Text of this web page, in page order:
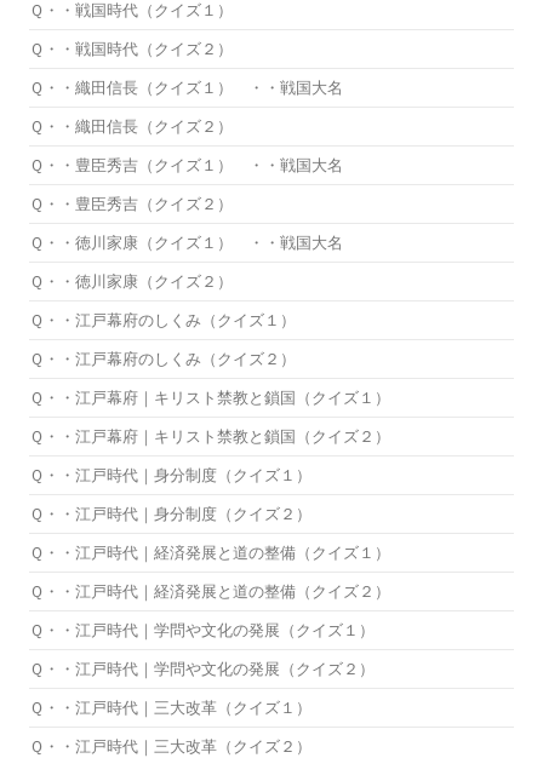
Ｑ・・戦国時代（クイズ１）
Ｑ・・戦国時代（クイズ２）
Ｑ・・織田信長（クイズ１） ・・戦国大名
Ｑ・・織田信長（クイズ２）
Ｑ・・豊臣秀吉（クイズ１） ・・戦国大名
Ｑ・・豊臣秀吉（クイズ２）
Ｑ・・徳川家康（クイズ１） ・・戦国大名
Ｑ・・徳川家康（クイズ２）
Ｑ・・江戸幕府のしくみ（クイズ１）
Ｑ・・江戸幕府のしくみ（クイズ２）
Ｑ・・江戸幕府｜キリスト禁教と鎖国（クイズ１）
Ｑ・・江戸幕府｜キリスト禁教と鎖国（クイズ２）
Ｑ・・江戸時代｜身分制度（クイズ１）
Ｑ・・江戸時代｜身分制度（クイズ２）
Ｑ・・江戸時代｜経済発展と道の整備（クイズ１）
Ｑ・・江戸時代｜経済発展と道の整備（クイズ２）
Ｑ・・江戸時代｜学問や文化の発展（クイズ１）
Ｑ・・江戸時代｜学問や文化の発展（クイズ２）
Ｑ・・江戸時代｜三大改革（クイズ１）
Ｑ・・江戸時代｜三大改革（クイズ２）